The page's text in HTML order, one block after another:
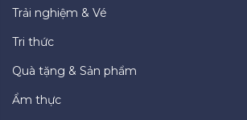
Trải nghiệm & Vé
Tri thức
Quà tặng & Sản phẩm
Ẩm thực